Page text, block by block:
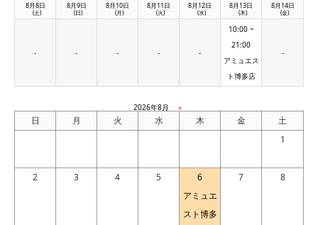
8月8日
(土)
8月9日
(日)
8月10日
(月)
8月11日
(火)
8月12日
(水)
8月13日
(木)
8月14日
(金)
- - - - -
10:00 ~
21:00
アミュエス
ト博多店
-
2026年8月 »
日 月 火 水 木 金
土
1
2 3 4 5
6
アミュエ
スト博多
7 8